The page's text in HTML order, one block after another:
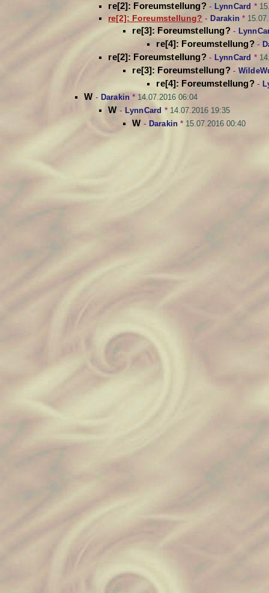
re[2]: Foreumstellung?- LynnCard *
re[2]: Foreumstellung? - Darakin *
re[3]: Foreumstellung?-
re[4]: Foreumstellung?-
re[2]: Foreumstellung?- LynnCard *
re[3]: Foreumstellung?-
re[4]: Foreumstellung?-
W - Darakin * 14.07.2016 06:04
W- LynnCard * 14.07.2016 19:35
W - Darakin * 15.07.2016 00:40